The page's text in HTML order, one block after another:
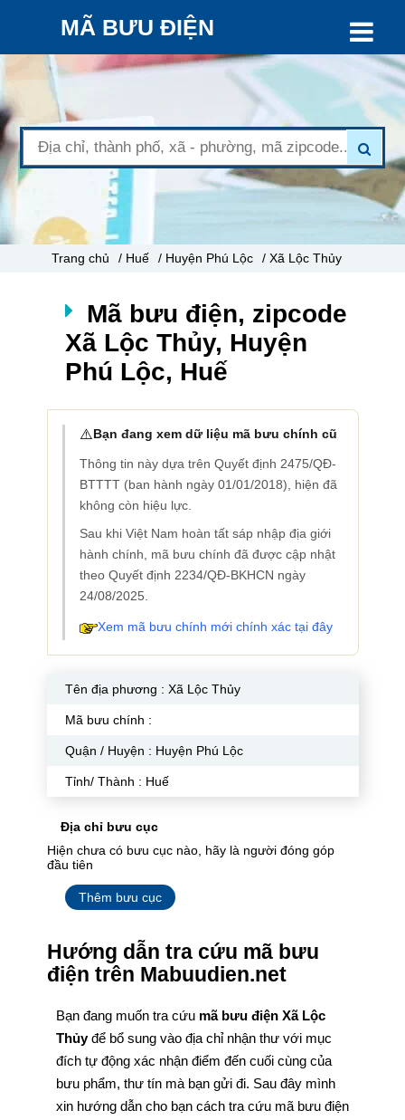
MÃ BƯU ĐIỆN
Trang chủ / Huế / Huyện Phú Lộc / Xã Lộc Thủy
Mã bưu điện, zipcode
Xã Lộc Thủy, Huyện
Phú Lộc, Huế
⚠️Bạn đang xem dữ liệu mã bưu chính cũ
Thông tin này dựa trên Quyết định 2475/QĐ-
BTTTT (ban hành ngày 01/01/2018), hiện đã
không còn hiệu lực.
Sau khi Việt Nam hoàn tất sáp nhập địa giới
hành chính, mã bưu chính đã được cập nhật
theo Quyết định 2234/QĐ-BKHCN ngày
24/08/2025.
Xem mã bưu chính mới chính xác tại đây
Tên địa phương : Xã Lộc Thủy
Mã bưu chính :
Quận / Huyện : Huyện Phú Lộc
Tỉnh/ Thành : Huế
Địa chỉ bưu cục
Hiện chưa có bưu cục nào, hãy là người đóng góp
đầu tiên
Thêm bưu cục
Hướng dẫn tra cứu mã bưu
điện trên Mabuudien.net
Bạn đang muốn tra cứu mã bưu điện Xã Lộc
Thủyđể bổ sung vào địa chỉ nhận thư với mục
đích tự động xác nhận điểm đến cuối cùng của
bưu phẩm, thư tín mà bạn gửi đi. Sau đây mình
xin hướng dẫn cho bạn cách tra cứu mã bưu điện